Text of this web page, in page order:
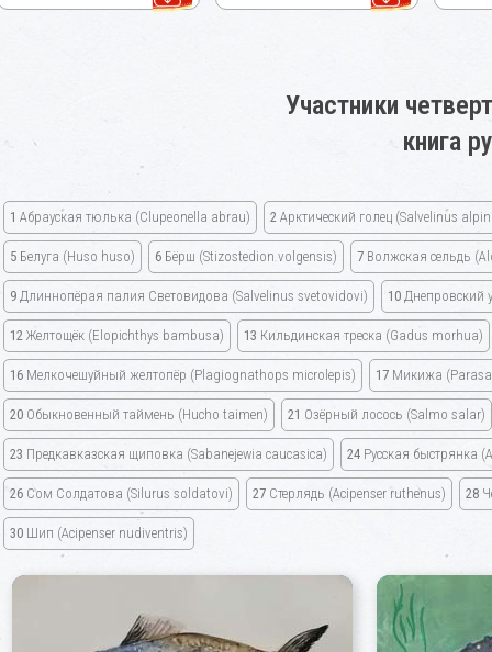
Участники
книга
1 Абрауская тюлька (Clupeonella abrau) 2 Арктический голец (Salvelinus
5 Белуга (Huso huso) 6 Бёрш (Stizostedion volgensis) 7 Волжская сельдь
9 Длиннопёрая палия Световидова (Salvelinus svetovidovi) 10 Днепровский
12 Желтощёк (Elopichthys bambusa) 13 Кильдинская треска (Gadus morhua)
16 Мелкочешуйный желтопёр (Plagiognathops microlepis) 17 Микижа
20 Обыкновенный таймень (Hucho taimen) 21 Озёрный лосось (Salmo salar)
23 Предкавказская щиповка (Sabanejewia caucasica) 24 Русская быстрянка
26 Сом Солдатова (Silurus soldatovi) 27 Стерлядь (Acipenser ruthenus) 28
30 Шип (Acipenser nudiventris)